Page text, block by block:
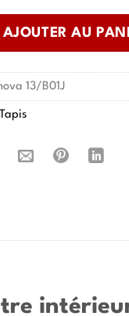
AJOUTER AU
13/B01J
Tapis